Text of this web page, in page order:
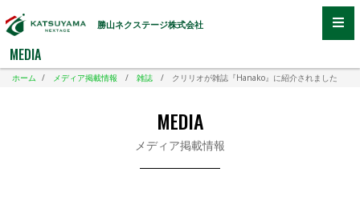
勝山ネクステージ株式会社
MEDIA
ホーム / メディア掲載情報 / 雑誌 / クリリオが雑誌『Hanako』に紹介されました
MEDIA
メディア掲載情報